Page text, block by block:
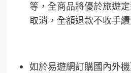
等，全商品將優於旅遊
取消，全額退款不收手續
如於易遊網訂購國內外